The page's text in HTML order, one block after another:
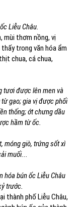
Liễu Châu.
mùi thơm nồng, vị
trong văn hóa ẩm
chua, cá chua,
tươi được lên men và
gạo; gia vị được phối
thống; ớt chưng dầu
hầm từ ốc.
móng giò, trứng sốt xì
muối...
hóa bún ốc Liễu Châu
trước.
thành phố Liễu Châu,